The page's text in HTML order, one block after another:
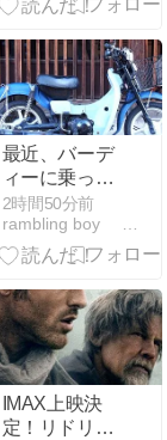
最近、バーデ
ィーに乗って
ないなあ…
2時間50分前
IMAX上映決
定！リドリ